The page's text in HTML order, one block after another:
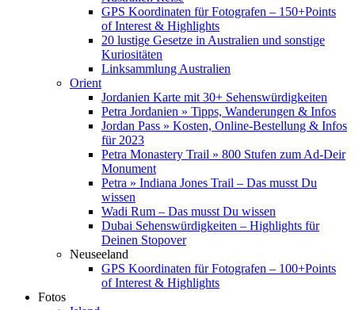
GPS Koordinaten für Fotografen – 150+Points
of Interest & Highlights
20 lustige Gesetze in Australien und sonstige
Kuriositäten
Linksammlung Australien
Orient
Jordanien Karte mit 30+ Sehenswürdigkeiten
Petra Jordanien » Tipps, Wanderungen & Infos
Jordan Pass » Kosten, Online-Bestellung & Infos
für 2023
Petra Monastery Trail » 800 Stufen zum Ad-Deir
Monument
Petra » Indiana Jones Trail – Das musst Du
wissen
Wadi Rum – Das musst Du wissen
Dubai Sehenswürdigkeiten – Highlights für
Deinen Stopover
Neuseeland
GPS Koordinaten für Fotografen – 100+Points
of Interest & Highlights
Fotos